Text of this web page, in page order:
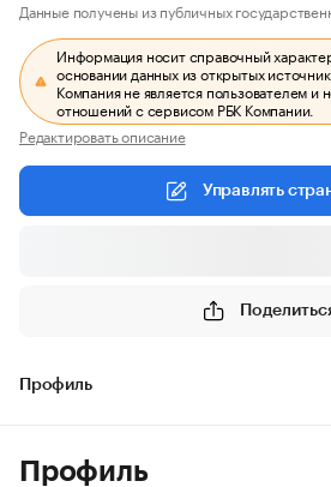
Данные получены из публичных
Информация носит справочный
основании данных из открытых
Компания не является пользователем и
отношений с сервисом РБК Компании.
Редактировать описание
Управлять
Профиль
Профиль